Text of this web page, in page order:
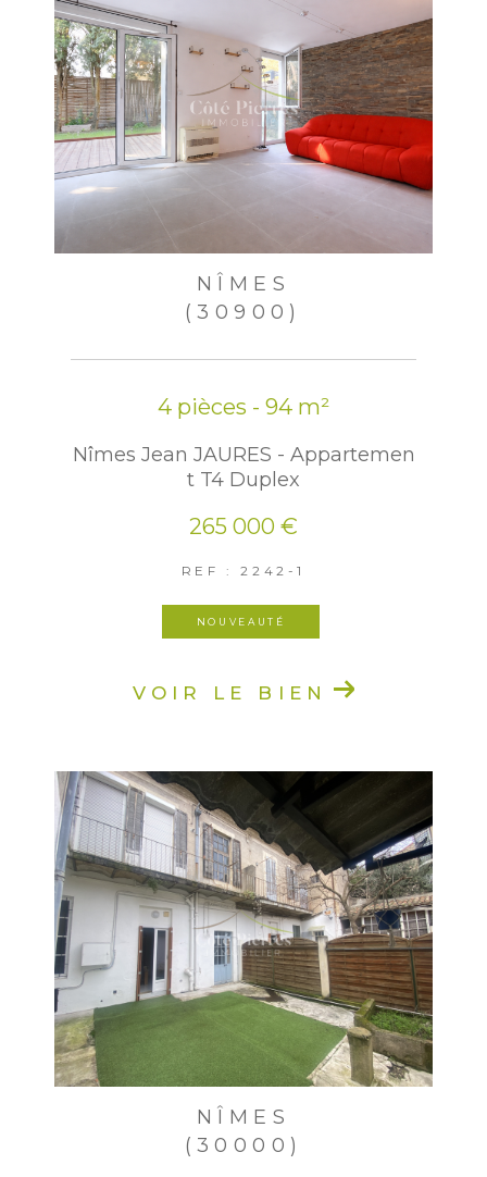
vous inscrire ici :
https://www.bloctel.gouv.fr
. Dans le
cadre de la protection des Données personnelles,
nous vous invitons à ne pas inscrire de Données
sensibles dans le champ de saisie libre.
Ce site est protégé par reCAPTCHA, lesPolitiques de
Confidentialitéet esConditions d'utilisationde
Google s'appliquent.
NÎMES
(30900)
4 pièces - 94 m²
Nîmes Jean JAURES - Appartemen
t T4 Duplex
265 000 €
REF : 2242-1
NOUVEAUTÉ
VOIR LE BIEN
NÎMES
(30000)